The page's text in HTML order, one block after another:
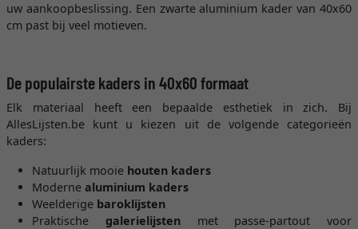
uw aankoopbeslissing. Een zwarte aluminium kader van 40x60
cm past bij veel motieven.
De populairste kaders in 40x60 formaat
Elk materiaal heeft een bepaalde esthetiek in zich. Bij
AllesLijsten.be kunt u kiezen uit de volgende categorieën
kaders:
Natuurlijk mooie houten kaders
Moderne aluminium kaders
Weelderige baroklijsten
Praktische galerielijstenmet passe-partout voor